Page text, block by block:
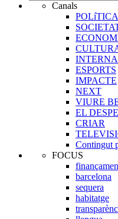
Canals
POLíTICA
ESPORTS
IMPACTE
NEXT
VIURE
EL
CRIAR
Contingut
FOCUS
barcelona
sequera
habitatge